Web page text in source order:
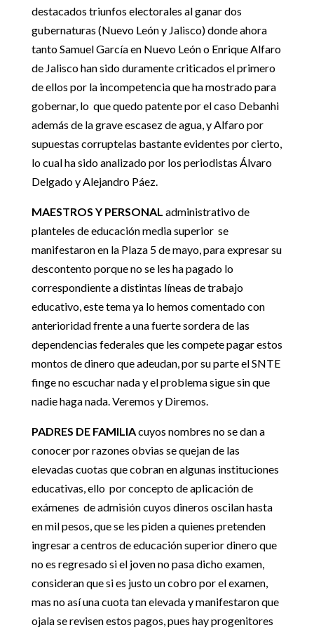
destacados triunfos electorales al ganar dos
gubernaturas (Nuevo León y Jalisco) donde ahora
tanto Samuel García en Nuevo León o Enrique Alfaro
de Jalisco han sido duramente criticados el primero
de ellos por la incompetencia que ha mostrado para
gobernar, lo que quedo patente por el caso Debanhi
además de la grave escasez de agua, y Alfaro por
supuestas corruptelas bastante evidentes por cierto,
lo cual ha sido analizado por los periodistas Álvaro
Delgado y Alejandro Páez.
MAESTROS Y PERSONAL administrativo de
planteles de educación media superior se
manifestaron en la Plaza 5 de mayo, para expresar su
descontento porque no se les ha pagado lo
correspondiente a distintas líneas de trabajo
educativo, este tema ya lo hemos comentado con
anterioridad frente a una fuerte sordera de las
dependencias federales que les compete pagar estos
montos de dinero que adeudan, por su parte el SNTE
finge no escuchar nada y el problema sigue sin que
nadie haga nada. Veremos y Diremos.
PADRES DE FAMILIAcuyos nombres no se dan a
conocer por razones obvias se quejan de las
elevadas cuotas que cobran en algunas instituciones
educativas, ello por concepto de aplicación de
exámenes de admisión cuyos dineros oscilan hasta
en mil pesos, que se les piden a quienes pretenden
ingresar a centros de educación superior dinero que
no es regresado si el joven no pasa dicho examen,
consideran que si es justo un cobro por el examen,
mas no así una cuota tan elevada y manifestaron que
ojala se revisen estos pagos, pues hay progenitores